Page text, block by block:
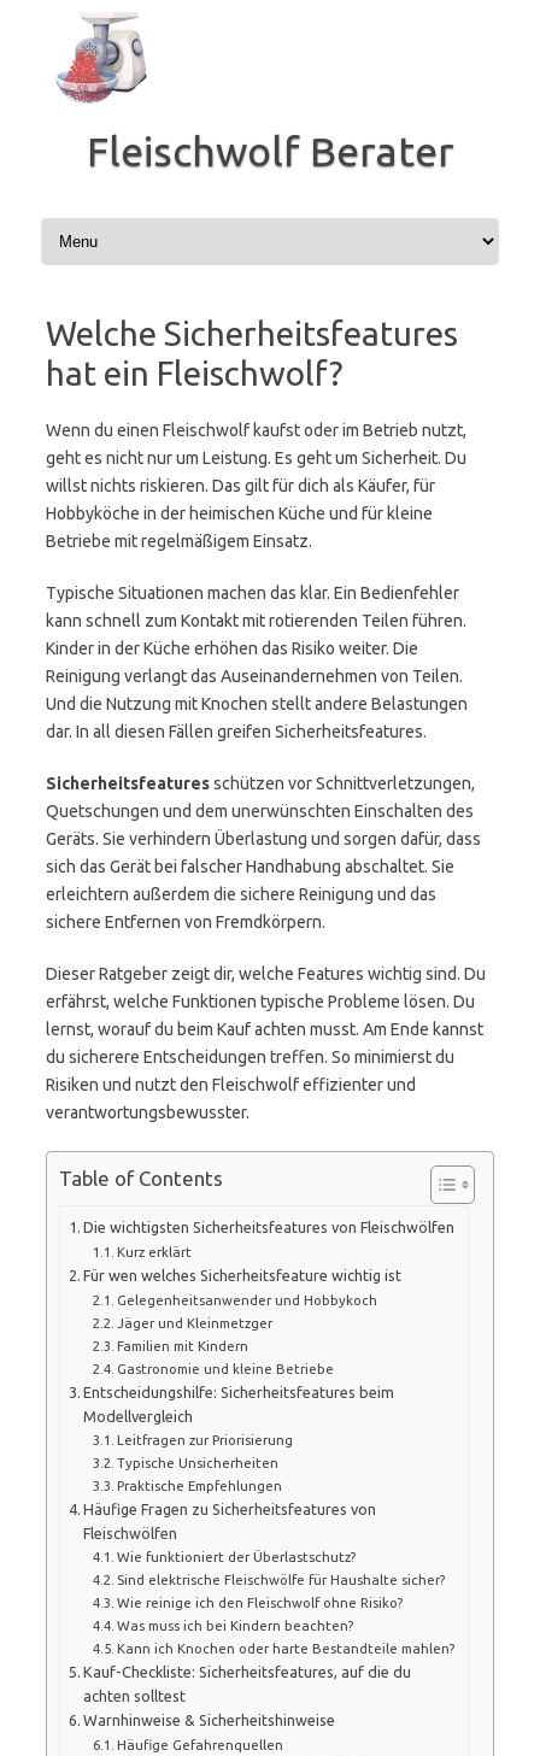
springen
Fleischwolf Berater
Welche Sicherheitsfeatures
hat ein Fleischwolf?
Wenn du einen Fleischwolf kaufst oder im Betrieb nutzt,
geht es nicht nur um Leistung. Es geht um Sicherheit. Du
willst nichts riskieren. Das gilt für dich als Käufer, für
Hobbyköche in der heimischen Küche und für kleine
Betriebe mit regelmäßigem Einsatz.
Typische Situationen machen das klar. Ein Bedienfehler
kann schnell zum Kontakt mit rotierenden Teilen führen.
Kinder in der Küche erhöhen das Risiko weiter. Die
Reinigung verlangt das Auseinandernehmen von Teilen.
Und die Nutzung mit Knochen stellt andere Belastungen
dar. In all diesen Fällen greifen Sicherheitsfeatures.
Sicherheitsfeaturesschützen vor Schnittverletzungen,
Quetschungen und dem unerwünschten Einschalten des
Geräts. Sie verhindern Überlastung und sorgen dafür, dass
sich das Gerät bei falscher Handhabung abschaltet. Sie
erleichtern außerdem die sichere Reinigung und das
sichere Entfernen von Fremdkörpern.
Dieser Ratgeber zeigt dir, welche Features wichtig sind. Du
erfährst, welche Funktionen typische Probleme lösen. Du
lernst, worauf du beim Kauf achten musst. Am Ende kannst
du sicherere Entscheidungen treffen. So minimierst du
Risiken und nutzt den Fleischwolf effizienter und
verantwortungsbewusster.
Table of Contents
Die wichtigsten Sicherheitsfeatures von Fleischwölfen
Kurz erklärt
Für wen welches Sicherheitsfeature wichtig ist
Gelegenheitsanwender und Hobbykoch
Jäger und Kleinmetzger
Familien mit Kindern
Gastronomie und kleine Betriebe
Entscheidungshilfe: Sicherheitsfeatures beim
Modellvergleich
Leitfragen zur Priorisierung
Typische Unsicherheiten
Praktische Empfehlungen
Häufige Fragen zu Sicherheitsfeatures von
Fleischwölfen
Wie funktioniert der Überlastschutz?
Sind elektrische Fleischwölfe für Haushalte sicher?
Wie reinige ich den Fleischwolf ohne Risiko?
Was muss ich bei Kindern beachten?
Kann ich Knochen oder harte Bestandteile mahlen?
Kauf-Checkliste: Sicherheitsfeatures, auf die du
achten solltest
Warnhinweise & Sicherheitshinweise
Häufige Gefahrenquellen